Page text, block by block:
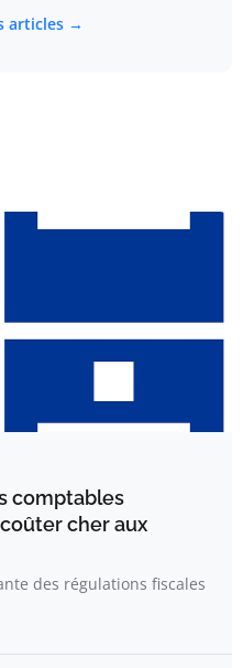
articles →
comptables
cher aux
des régulations fiscales